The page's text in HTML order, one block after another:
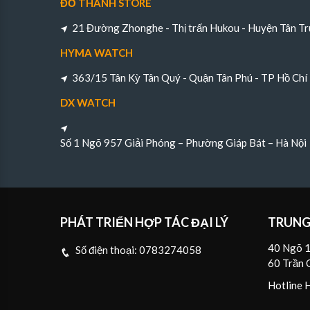
ĐỖ THÀNH STORE
21 Đường Zhonghe - Thị trấn Hukou - Huyện Tân
HYMA WATCH
363/15 Tân Kỳ Tân Quý - Quận Tân Phú - TP Hồ
DX WATCH
Số 1 Ngõ 957 Giải Phóng – Phường Giáp Bát – Hà Nội
PHÁT TRIỂN HỢP TÁC ĐẠI LÝ
Số điện thoại: 0783274058
40 Ngõ
60 Trần
Hotline